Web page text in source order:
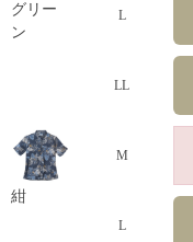
グリー
ン
L
LL
紺
M
L